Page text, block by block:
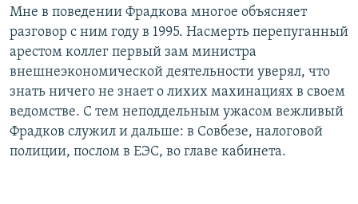
Мне в поведении Фрадкова многое объясняет
разговор с ним году в 1995. Насмерть перепуганный
арестом коллег первый зам министра
внешнеэкономической деятельности уверял, что
знать ничего не знает о лихих махинациях в своем
ведомстве. С тем неподдельным ужасом вежливый
Фрадков служил и дальше: в Совбезе, налоговой
полиции, послом в ЕЭС, во главе кабинета.